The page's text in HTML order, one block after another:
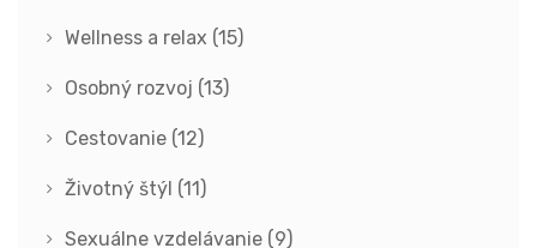
Wellness a relax (15)
Osobný rozvoj (13)
Cestovanie (12)
Životný štýl (11)
Sexuálne vzdelávanie (9)